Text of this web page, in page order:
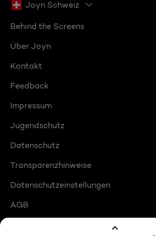
Joyn Schweiz
Behind the Screens
Über Joyn
Kontakt
Feedback
Impressum
Jugendschutz
Datenschutz
Transparenzhinweise
Datenschutzeinstellungen
AGB